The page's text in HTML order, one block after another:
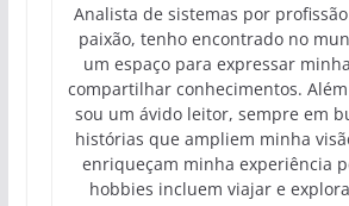
Analista de sistemas por
paixão, tenho encontrado no
um espaço para expressar
compartilhar conhecimentos.
sou um ávido leitor, sempre em
histórias que ampliem minha
enriqueçam minha experiência
hobbies incluem viajar e